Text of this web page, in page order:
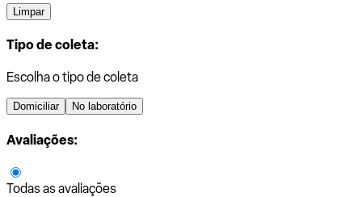
Limpar
Tipo de coleta:
Escolha o tipo de coleta
Domiciliar No laboratório
Avaliações:
Todas as avaliações